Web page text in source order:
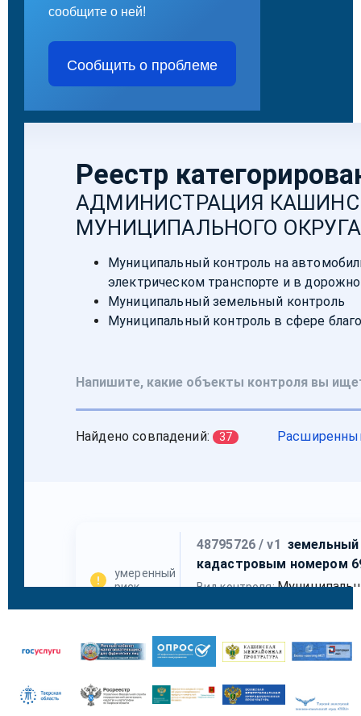
сообщите о ней!
Сообщить о проблеме